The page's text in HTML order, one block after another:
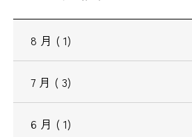
8 月 ( 1)
7 月 ( 3)
6 月 ( 1)